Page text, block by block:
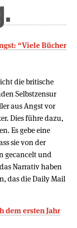
“Viele Bücher
die britische
Selbstzensur
aus Angst vor
Dies führe dazu,
Es gebe eine
sie von der
gecancelt und
Narrativ haben
das die Daily Mail
dem ersten Jahr